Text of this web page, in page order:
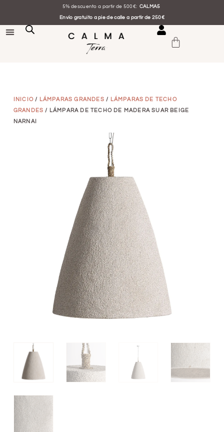
5% descuento a partir de 500€: CALMA5
Envío gratuito a pie de calle a partir de 250€
INICIO / LÁMPARAS GRANDES /
LÁMPARAS DE TECHO
GRANDES / LÁMPARA DE TECHO DE MADERA SUAR BEIGE
NARNAI